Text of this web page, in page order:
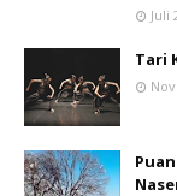
Juli
Tari